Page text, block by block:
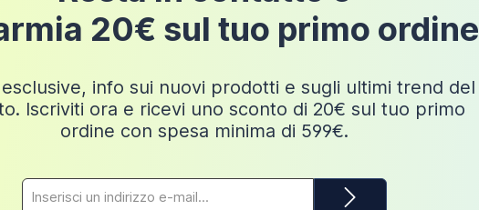
20€ sul tuo primo ordine
info sui nuovi prodotti e sugli ultimi trend del
Iscriviti ora e ricevi uno sconto di 20€ sul tuo primo
ordine con spesa minima di 599€.
e-